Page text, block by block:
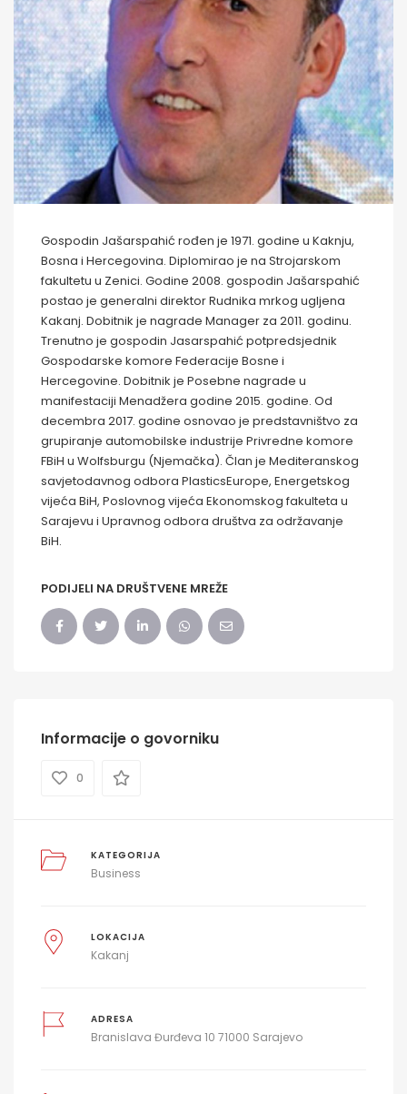
Gospodin Jašarspahić rođen je 1971. godine u Kaknju,
Bosna i Hercegovina. Diplomirao je na Strojarskom
fakultetu u Zenici. Godine 2008. gospodin Jašarspahić
postao je generalni direktor Rudnika mrkog ugljena
Kakanj. Dobitnik je nagrade Manager za 2011. godinu.
Trenutno je gospodin Jasarspahić potpredsjednik
Gospodarske komore Federacije Bosne i
Hercegovine. Dobitnik je Posebne nagrade u
manifestaciji Menadžera godine 2015. godine. Od
decembra 2017. godine osnovao je predstavništvo za
grupiranje automobilske industrije Privredne komore
FBiH u Wolfsburgu (Njemačka). Član je Mediteranskog
savjetodavnog odbora PlasticsEurope, Energetskog
vijeća BiH, Poslovnog vijeća Ekonomskog fakulteta u
Sarajevu i Upravnog odbora društva za održavanje
BiH.
PODIJELI NA DRUŠTVENE MREŽE
Informacije o govorniku
0
KATEGORIJA
Business
LOKACIJA
Kakanj
ADRESA
Branislava Đurđeva 10 71000 Sarajevo